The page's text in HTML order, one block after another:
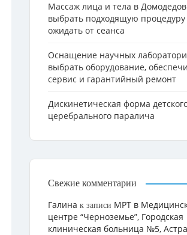
Массаж лица и тела в
выбрать подходящую процедуру
ожидать от сеанса
Оснащение научных
выбрать оборудование,
сервис и гарантийный ремонт
Дискинетическая форма
церебрального паралича
Свежие комментарии
Галина к записи МРТ в
центре “Черноземье”, Городская
клиническая больница №5,